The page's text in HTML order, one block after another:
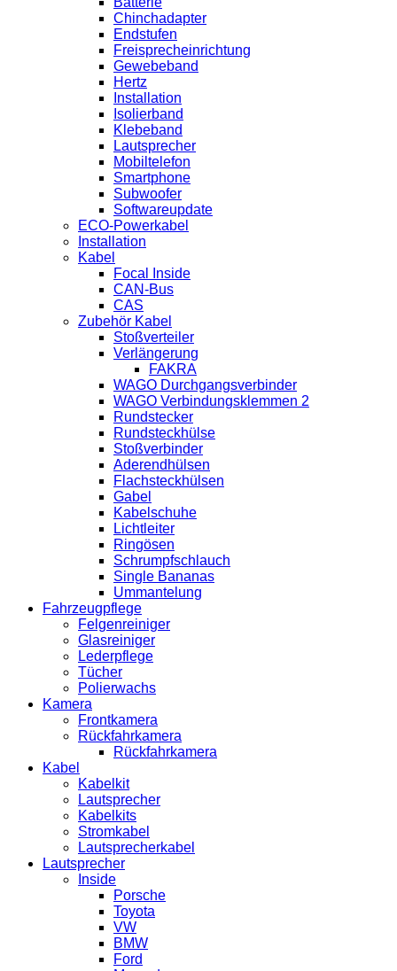
Chinchadapter
Endstufen
Freisprecheinrichtung
Gewebeband
Hertz
Installation
Isolierband
Klebeband
Lautsprecher
Mobiltelefon
Smartphone
Subwoofer
Softwareupdate
ECO-Powerkabel
Installation
Kabel
Focal Inside
CAN-Bus
CAS
Zubehör Kabel
Stoßverteiler
Verlängerung
FAKRA
WAGO Durchgangsverbinder
WAGO Verbindungsklemmen 2
Rundstecker
Rundsteckhülse
Stoßverbinder
Aderendhülsen
Flachsteckhülsen
Gabel
Kabelschuhe
Lichtleiter
Ringösen
Schrumpfschlauch
Single Bananas
Ummantelung
Fahrzeugpflege
Felgenreiniger
Glasreiniger
Lederpflege
Tücher
Polierwachs
Kamera
Frontkamera
Rückfahrkamera
Rückfahrkamera
Kabel
Kabelkit
Lautsprecher
Kabelkits
Stromkabel
Lautsprecherkabel
Lautsprecher
Inside
Porsche
Toyota
VW
BMW
Ford